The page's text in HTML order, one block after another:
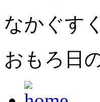
なかぐす
おもろ日